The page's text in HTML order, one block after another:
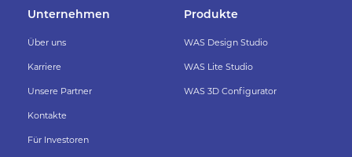
Unternehmen
Über uns
Karriere
Unsere Partner
Kontakte
Für Investoren
Produkte
WAS Design Studio
WAS Lite Studio
WAS 3D Configurator